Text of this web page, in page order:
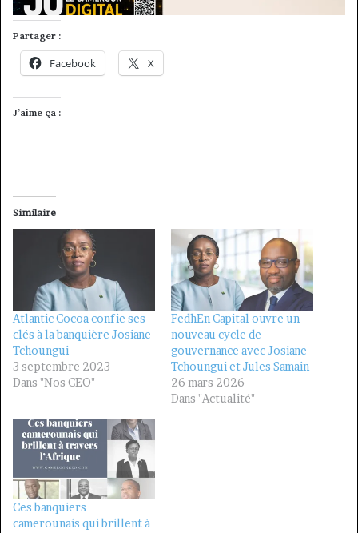
Partager :
Facebook X
J’aime ça :
Similaire
Atlantic Cocoa confie ses
clés à la banquière Josiane
Tchoungui
3 septembre 2023
Dans "Nos CEO"
FedhEn Capital ouvre un
nouveau cycle de
gouvernance avec Josiane
Tchoungui et Jules Samain
26 mars 2026
Dans "Actualité"
Ces banquiers
camerounais qui brillent à